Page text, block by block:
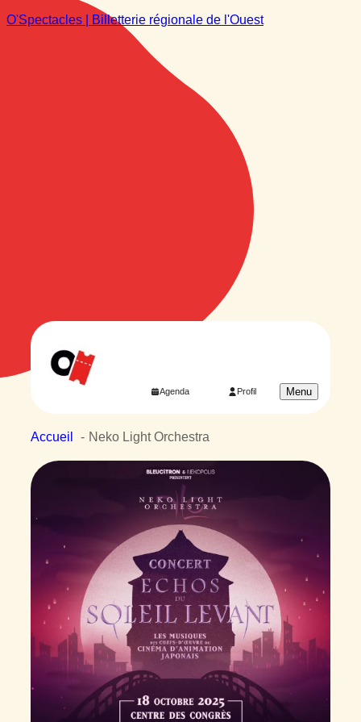
O'Spectacles | Billetterie régionale de l'Ouest
Agenda Profil Menu
Accueil Neko Light Orchestra